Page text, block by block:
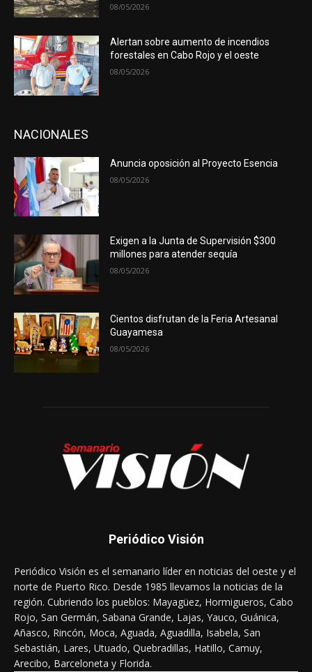
08/05/2026
Alertan sobre aumento de incendios
forestales en Cabo Rojo y el oeste
08/05/2026
NACIONALES
Anuncia oposición al Proyecto Esencia
08/05/2026
Exigen a la Junta de Supervisión $300
millones para atender sequía
08/05/2026
Cientos disfrutan de la Feria Artesanal
Guayamesa
08/05/2026
Periódico Visión
Periódico Visión es el semanario líder en noticias del oeste y el
norte de Puerto Rico. Desde 1985 llevamos la noticias de la
región. Cubriendo los pueblos: Mayagüez, Hormigueros, Cabo
Rojo, San Germán, Sabana Grande, Lajas, Yauco, Guánica,
Añasco, Rincón, Moca, Aguada, Aguadilla, Isabela, San
Sebastián, Lares, Utuado, Quebradillas, Hatillo, Camuy,
Arecibo, Barceloneta y Florida.